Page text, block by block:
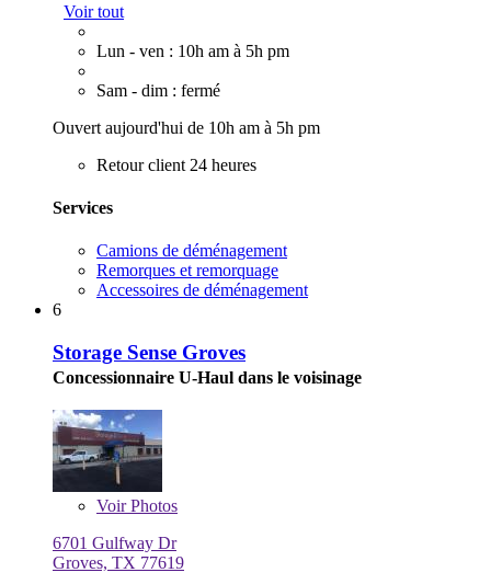
Voir tout
Lun - ven : 10h am à 5h pm
Sam - dim : fermé
Ouvert aujourd'hui de 10h am à 5h pm
Retour client 24 heures
Services
Camions de déménagement
Remorques et remorquage
Accessoires de déménagement
6
Storage Sense Groves
Concessionnaire U-Haul dans le voisinage
VoirPhotos
6701 Gulfway Dr
Groves, TX 77619